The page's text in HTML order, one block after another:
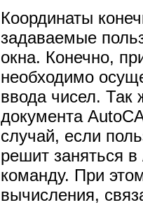
Координаты
задаваемые
окна. Конечно,
необходимо
ввода чисел. Так
документа
случай, если
решит заняться
команду. При
вычисления,